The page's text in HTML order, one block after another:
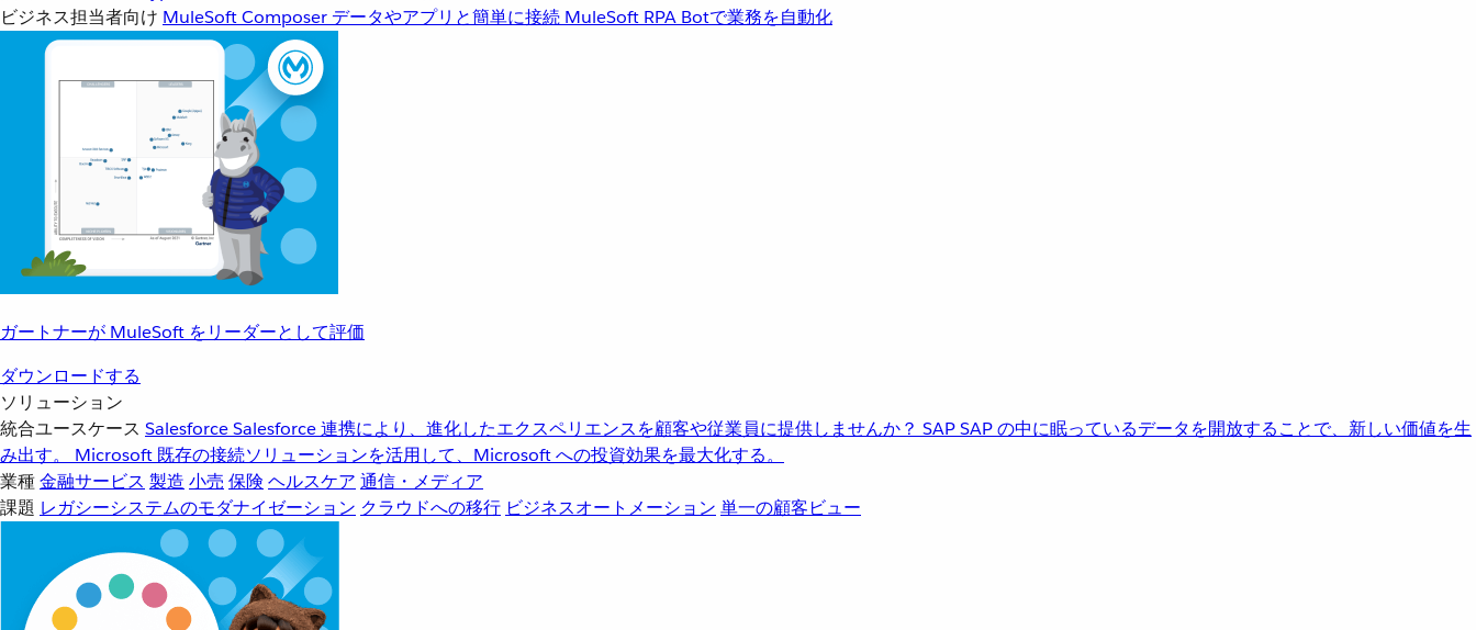
ビジネス担当者向け MuleSoft Composer データやアプリと簡単に接続 MuleSoft RPA Botで業務を自動化
ガートナーが MuleSoft をリーダーとして評価
ダウンロードする
ソリューション
統合ユースケース SalesforceSalesforce 連携により、進化したエクスペリエンスを顧客や従業員に提供しませんか？ SAPSAP の中に眠っているデータを開放することで、新しい価値を生
み出す。
Microsoft 既存の接続ソリューションを活用して、Microsoft への投資効果を最大化する。
業種金融サービス 製造 小売 保険 ヘルスケア 通信・メディア
課題 レガシーシステムのモダナイゼーション クラウドへの移行 ビジネスオートメーション 単一の顧客ビュー